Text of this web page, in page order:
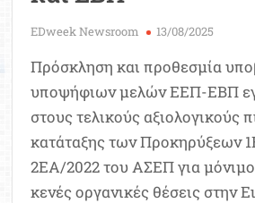
EDweek Newsroom 13/08/2025
Πρόσκληση και προθεσμία
υποψήφιων μελών ΕΕΠ-ΕΒΠ
στους τελικούς αξιολογικούς
κατάταξης των Προκηρύξεων
2ΕΑ/2022 του ΑΣΕΠ για
κενές οργανικές θέσεις στην